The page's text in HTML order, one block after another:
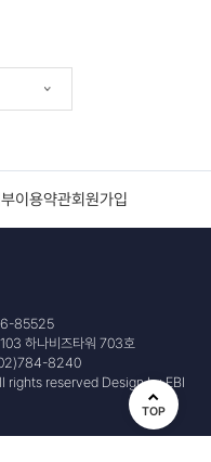
이용약관회원가입
TOP
85525
하나비즈타워 703호
8240
rights reserved Design byEBI